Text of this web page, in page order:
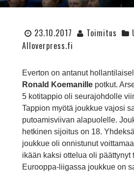
23.10.2017 Toimitus
Alloverpress.fi
Everton on antanut
Ronald Koemanille potkut.
5 kotitappio oli seurajohdolle
Tappion myötä joukkue vajosi
putoamisviivan alapuolelle.
hetkinen sijoitus on 18.
joukkue oli onnistunut
ikään kaksi ottelua oli päättynyt
Eurooppa-liigassa joukkue on